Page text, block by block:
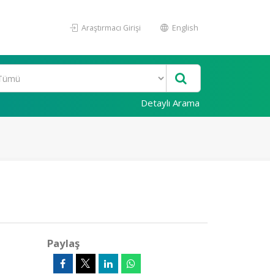
Araştırmacı Girişi English
Detaylı Arama
Paylaş